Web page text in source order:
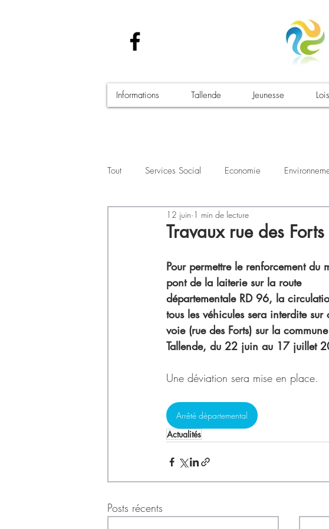
Informations Tallende Jeunesse
Tout Services Social Economie
Santé - Covid-19 Culture Manifestations
Travaux rue des
12 juin 1 min de lecture
Pour permettre le renforcement du
pont de la laiterie sur la route
départementale RD 96, la
tous les véhicules sera interdite sur
voie (rue des Forts) sur la
Tallende, du 22 juin au 17 juillet
Une déviation sera mise en place.
Arrêté départemental
Actualités
Posts récents